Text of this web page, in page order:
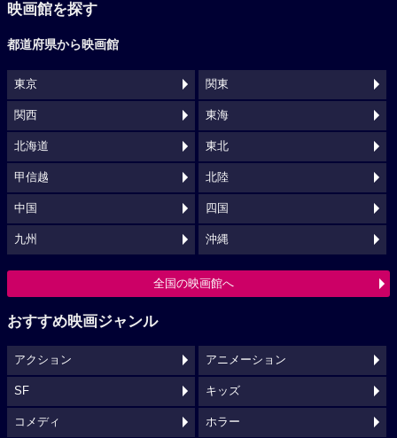
映画館を探す
都道府県から映画館
東京 関東
関西 東海
北海道 東北
甲信越 北陸
中国 四国
九州 沖縄
全国の映画館へ
おすすめ映画ジャンル
アクション アニメーション
SF キッズ
コメディ ホラー